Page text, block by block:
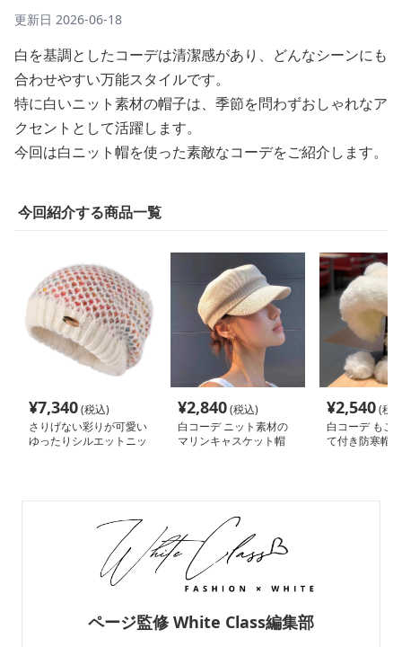
更新日 2026-06-18
白を基調としたコーデは清潔感があり、どんなシーンにも
合わせやすい万能スタイルです。
特に白いニット素材の帽子は、季節を問わずおしゃれなア
クセントとして活躍します。
今回は白ニット帽を使った素敵なコーデをご紹介します。
今回紹介する商品一覧
¥7,340(税込)
さりげない彩りが可愛い
ゆったりシルエットニッ
¥2,840(税込)
白コーデ ニット素材の
マリンキャスケット帽
¥2,540(税
白コーデ もこ
て付き防寒帽子
ページ監修 White Class編集部